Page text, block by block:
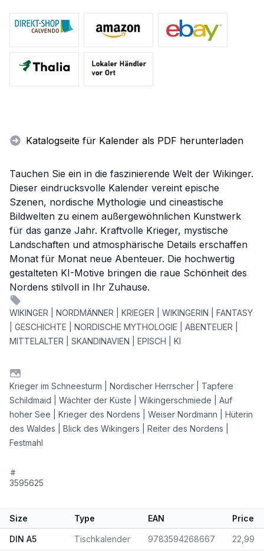
Katalogseite für Kalender als PDF herunterladen
Tauchen Sie ein in die faszinierende Welt der Wikinger.
Dieser eindrucksvolle Kalender vereint epische
Szenen, nordische Mythologie und cineastische
Bildwelten zu einem außergewöhnlichen Kunstwerk
für das ganze Jahr. Kraftvolle Krieger, mystische
Landschaften und atmosphärische Details erschaffen
Monat für Monat neue Abenteuer. Die hochwertig
gestalteten KI-Motive bringen die raue Schönheit des
Nordens stilvoll in Ihr Zuhause.
WIKINGER | NORDMÄNNER | KRIEGER | WIKINGERIN | FANTASY
| GESCHICHTE | NORDISCHE MYTHOLOGIE | ABENTEUER |
MITTELALTER | SKANDINAVIEN | EPISCH | KI
Krieger im Schneesturm | Nordischer Herrscher | Tapfere
Schildmaid | Wächter der Küste | Wikingerschmiede | Auf
hoher See | Krieger des Nordens | Weiser Nordmann | Hüterin
des Waldes | Blick des Wikingers | Reiter des Nordens |
Festmahl
3595625
Size Type EAN Price
DIN A5 Tischkalender 9783594268667 22,99